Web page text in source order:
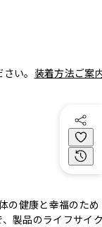
い。 装着方法ご案
の健康と幸福のため
製品のライフサイ